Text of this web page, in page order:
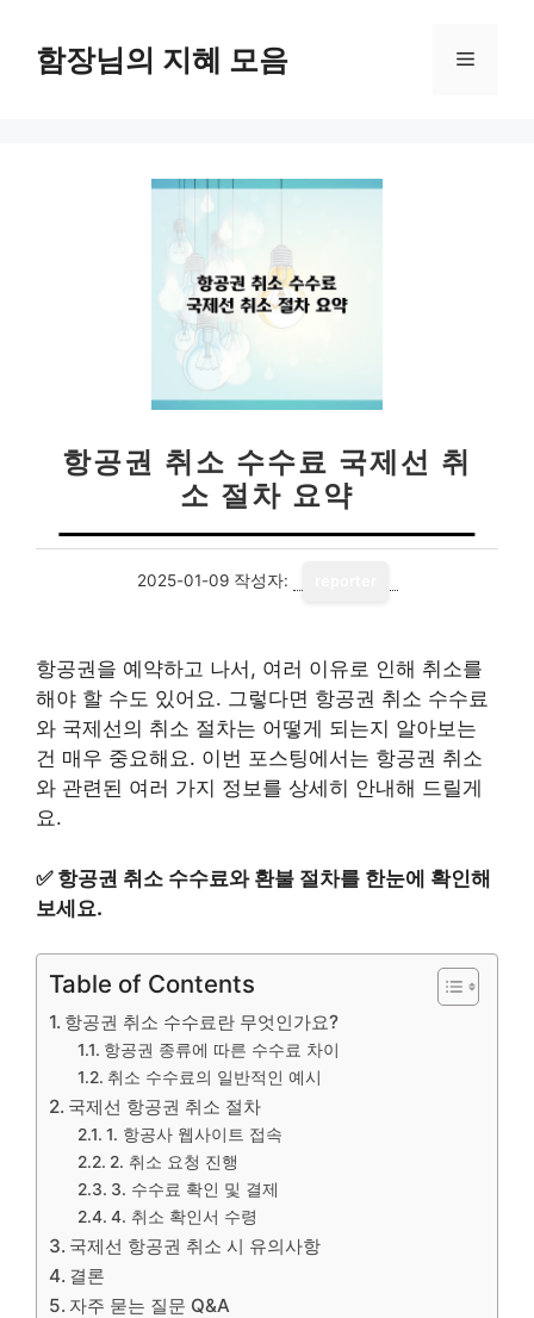
함장님의 지혜 모음 메
항공권 취소 수수료 국제선 취
소 절차 요약
2025-01-09 작성자:
항공권을 예약하고 나서, 여러 이유로 인해 취소를
해야 할 수도 있어요. 그렇다면 항공권 취소 수수료
와 국제선의 취소 절차는 어떻게 되는지 알아보는
건 매우 중요해요. 이번 포스팅에서는 항공권 취소
와 관련된 여러 가지 정보를 상세히 안내해 드릴게
요.
✅ 항공권 취소 수수료와 환불 절차를 한눈에 확인해
보세요.
Table of Contents
항공권 취소 수수료란 무엇인가요?
항공권 종류에 따른 수수료 차이
취소 수수료의 일반적인 예시
국제선 항공권 취소 절차
1. 항공사 웹사이트 접속
2. 취소 요청 진행
3. 수수료 확인 및 결제
4. 취소 확인서 수령
국제선 항공권 취소 시 유의사항
결론
자주 묻는 질문 Q&A